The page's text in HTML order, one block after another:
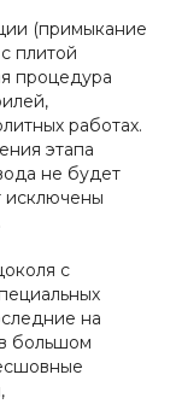
(примыкание
плитой
процедура
работах.
этапа
не будет
исключены
с
на
большом